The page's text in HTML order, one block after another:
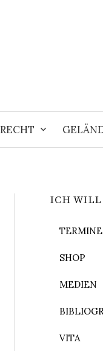
RECHT
ICH WILL
SHOP
MEDIEN
VITA